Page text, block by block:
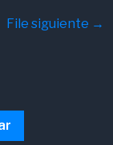
File siguiente →